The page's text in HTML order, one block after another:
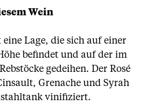
Wein
eine Lage, die sich auf einer
befindet und auf der im
gedeihen. Der Rosé
Grenache und Syrah
vinifiziert.